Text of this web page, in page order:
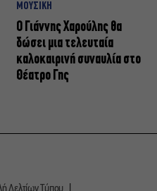
ΜΟΥΣΙΚΗ
Ο Γιάννης Χαρούλης θα
δώσει μια τελευταία
καλοκαιρινή συναυλία στο
Θέατρο Γης
Δελτίων Τύπου